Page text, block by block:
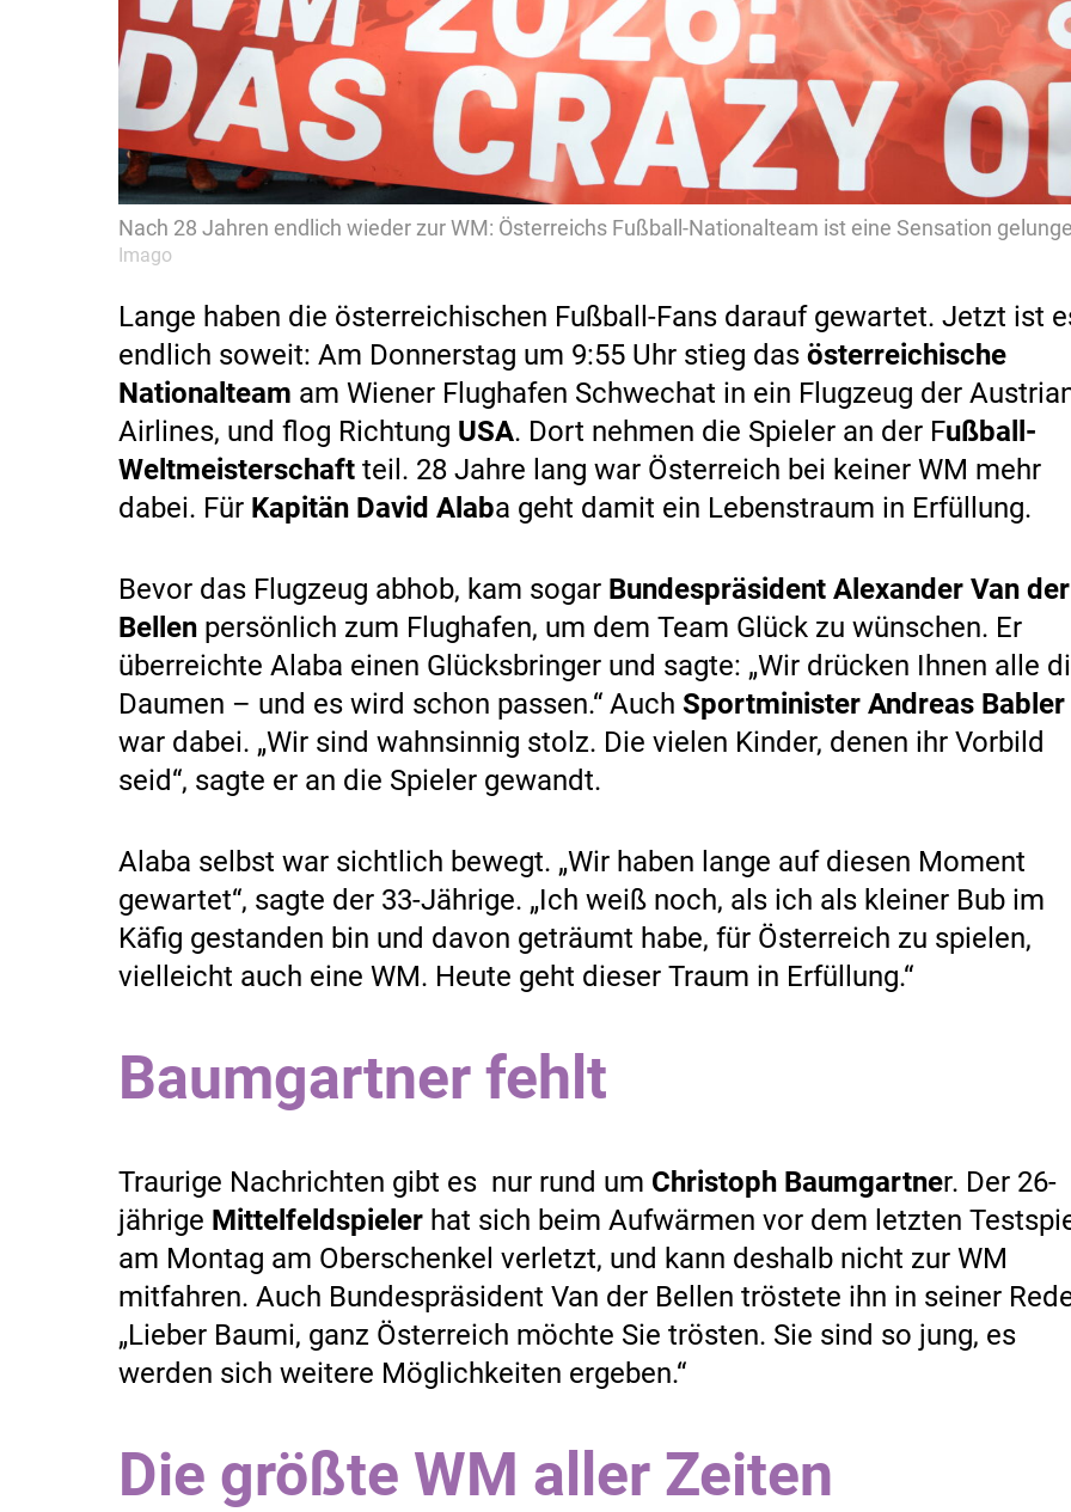
Nach 28 Jahren endlich wieder zur WM: Österreichs Fußball-Nationalteam ist eine Sensation
Imago
Lange haben die österreichischen Fußball-Fans darauf gewartet. Jetzt ist
endlich soweit: Am Donnerstag um 9:55 Uhr stieg das österreichische
Nationalteam am Wiener Flughafen Schwechat in ein Flugzeug der
Airlines, und flog Richtung USA. Dort nehmen die Spieler an der Fußball-
Weltmeisterschaft teil. 28 Jahre lang war Österreich bei keiner WM mehr
dabei. Für Kapitän David Alaba geht damit ein Lebenstraum in Erfüllung.
Bevor das Flugzeug abhob, kam sogar Bundespräsident Alexander Van der
Bellen persönlich zum Flughafen, um dem Team Glück zu wünschen. Er
überreichte Alaba einen Glücksbringer und sagte: „Wir drücken Ihnen alle
Daumen – und es wird schon passen.“ Auch Sportminister Andreas Babler
war dabei. „Wir sind wahnsinnig stolz. Die vielen Kinder, denen ihr Vorbild
seid“, sagte er an die Spieler gewandt.
Alaba selbst war sichtlich bewegt. „Wir haben lange auf diesen Moment
gewartet“, sagte der 33-Jährige. „Ich weiß noch, als ich als kleiner Bub im
Käfig gestanden bin und davon geträumt habe, für Österreich zu spielen,
vielleicht auch eine WM. Heute geht dieser Traum in Erfüllung.“
Baumgartner fehlt
Traurige Nachrichten gibt es nur rund um Christoph Baumgartner. Der 26-
jährige Mittelfeldspieler hat sich beim Aufwärmen vor dem letzten
am Montag am Oberschenkel verletzt, und kann deshalb nicht zur WM
mitfahren. Auch Bundespräsident Van der Bellen tröstete ihn in seiner
„Lieber Baumi, ganz Österreich möchte Sie trösten. Sie sind so jung, es
werden sich weitere Möglichkeiten ergeben.“
Die größte WM aller Zeiten